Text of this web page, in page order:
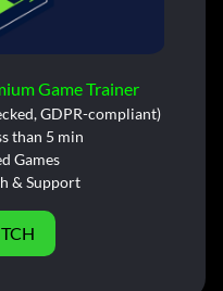
Game Trainer
GDPR-compliant)
than 5 min
Games
& Support